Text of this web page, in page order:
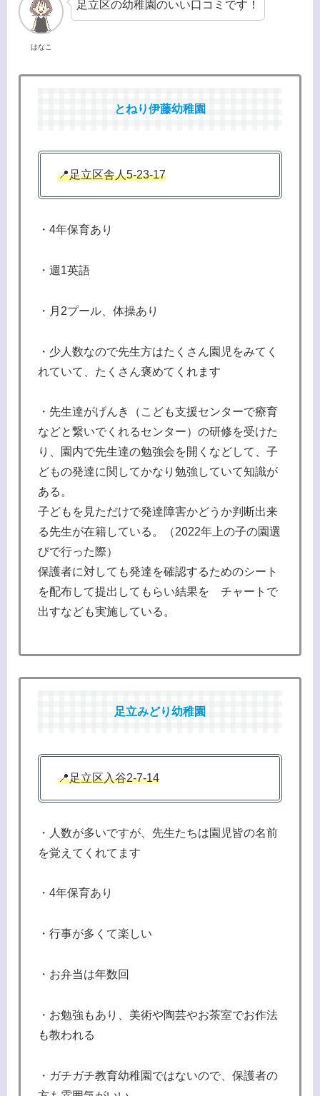
はなこ
足立区の幼稚園のいい口コミです！
とねり伊藤幼稚園
📍足立区舎人5-23-17
・4年保育あり
・週1英語
・月2プール、体操あり
・少人数なので先生方はたくさん園児をみてく
れていて、たくさん褒めてくれます
・先生達がげんき（こども支援センターで療育
などと繋いでくれるセンター）の研修を受けた
り、園内で先生達の勉強会を開くなどして、子
どもの発達に関してかなり勉強していて知識が
ある。
子どもを見ただけで発達障害かどうか判断出来
る先生が在籍している。（2022年上の子の園選
びで行った際）
保護者に対しても発達を確認するためのシート
を配布して提出してもらい結果を チャートで
出すなども実施している。
足立みどり幼稚園
📍足立区入谷2-7-14
・人数が多いですが、先生たちは園児皆の名前
を覚えてくれてます
・4年保育あり
・行事が多くて楽しい
・お弁当は年数回
・お勉強もあり、美術や陶芸やお茶室でお作法
も教われる
・ガチガチ教育幼稚園ではないので、保護者の